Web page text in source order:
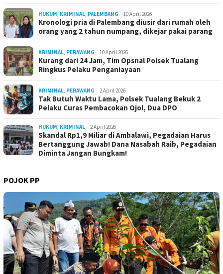
HUKUM, KRIMINAL, PALEMBANG 10 April 2026
Kronologi pria di Palembang diusir dari rumah oleh
orang yang 2 tahun numpang, dikejar pakai parang
KRIMINAL, PERAWANG 10 April 2026
Kurang dari 24 Jam, Tim Opsnal Polsek Tualang
Ringkus Pelaku Penganiayaan
KRIMINAL, PERAWANG 2 April 2026
Tak Butuh Waktu Lama, Polsek Tualang Bekuk 2
Pelaku Curas Pembacokan Ojol, Dua DPO
HUKUM, KRIMINAL 2 April 2026
Skandal Rp1,9 Miliar di Ambalawi, Pegadaian Harus
Bertanggung Jawab! Dana Nasabah Raib, Pegadaian
Diminta Jangan Bungkam!
POJOK PP